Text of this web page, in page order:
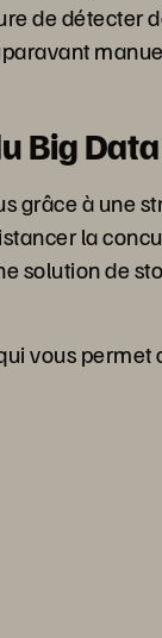
de détecter
Big Data
grâce à une
la
solution de
vous